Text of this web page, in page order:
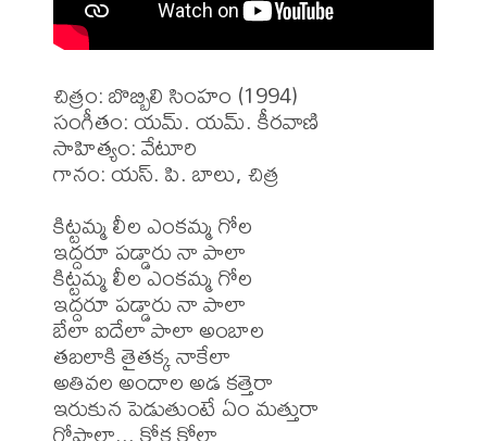
చిత్రం: బొబ్బిలి సింహం (1994)
సంగీతం: యమ్. యమ్. కీరవాణి
సాహిత్యం: వేటూరి
గానం: యస్. పి. బాలు, చిత్ర
కిట్టమ్మ లీల ఎంకమ్మ గోల
ఇద్దరూ పడ్డారు నా పాలా
కిట్టమ్మ లీల ఎంకమ్మ గోల
ఇద్దరూ పడ్డారు నా పాలా
బేలా ఐదేలా పాలా అంబాల
తబలాకి తైతక్క నాకేలా
అతివల అందాల అడ కత్తెరా
ఇరుకున పెడుతుంటే ఏం మత్తురా